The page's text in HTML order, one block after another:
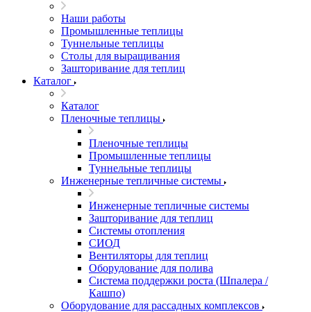
Наши работы
Промышленные теплицы
Туннельные теплицы
Столы для выращивания
Зашторивание для теплиц
Каталог
Каталог
Пленочные теплицы
Пленочные теплицы
Промышленные теплицы
Туннельные теплицы
Инженерные тепличные системы
Инженерные тепличные системы
Зашторивание для теплиц
Системы отопления
СИОД
Вентиляторы для теплиц
Оборудование для полива
Система поддержки роста (Шпалера /
Кашпо)
Оборудование для рассадных комплексов